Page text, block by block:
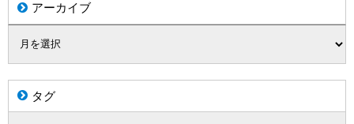
アーカイブ
タグ